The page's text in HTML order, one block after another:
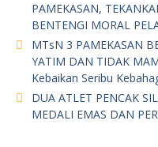
PAMEKASAN,
BENTENGI MORAL
MTsN 3 PAMEKASAN
YATIM DAN TIDAK
Kebaikan Seribu
DUA ATLET PENCAK
MEDALI EMAS DAN